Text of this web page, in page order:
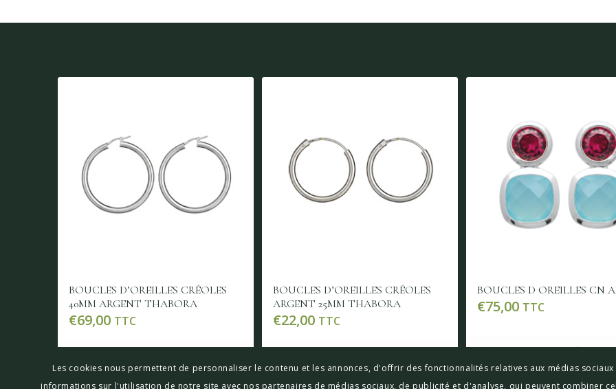
BOUCLES D’OREILLES CRÉOLES
40MM ARGENT THABORA
€69,00 TTC
BOUCLES D’OREILLES CRÉOLES
ARGENT 25MM THABORA
€22,00 TTC
BOUCLES D OREILLES CN
€75,00 TTC
Les cookies nous permettent de personnaliser le contenu et les annonces, d'offrir des fonctionnalités relatives aux médias
informations sur l'utilisation de notre site avec nos partenaires de médias sociaux, de publicité et d'analyse, qui peuvent combiner